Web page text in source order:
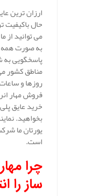
ارزان ترین
حال باکیفیت
می توانید از
به صورت همه
پاسخگویی
مناطق کشور
روزها و
فروش مهار
خرید عایق
بخواهید.
یورتان ما
است.
چرا
ساز را